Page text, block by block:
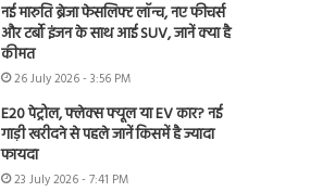
नई मारुति ब्रेजा फेसलिफ्ट लॉन्च, नए फीचर्स
और टर्बो इंजन के साथ आई SUV, जानें क्या है
कीमत
26 July 2026 - 3:56 PM
E20 पेट्रोल, फ्लेक्स फ्यूल या EV कार? नई
गाड़ी खरीदने से पहले जानें किसमें है ज्यादा
फायदा
23 July 2026 - 7:41 PM